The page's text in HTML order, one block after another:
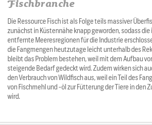
Fischbranche
Die Ressource Fisch ist als Folge teils massiver
zunächst in Küstennähe knapp geworden, sodass
entfernte Meeresregionen für die Industrie
die Fangmengen heutzutage leicht unterhalb des
bleibt das Problem bestehen, weil mit dem Aufbau
steigende Bedarf gedeckt wird. Zudem wirken sich
den Verbrauch von Wildfisch aus, weil ein Teil des
von Fischmehl und -öl zur Fütterung der Tiere in den
wird.